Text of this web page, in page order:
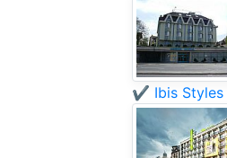
✔️ Ibis Styles